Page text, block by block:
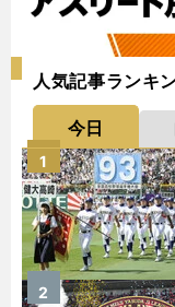
人気記事ランキ
今日
1
2